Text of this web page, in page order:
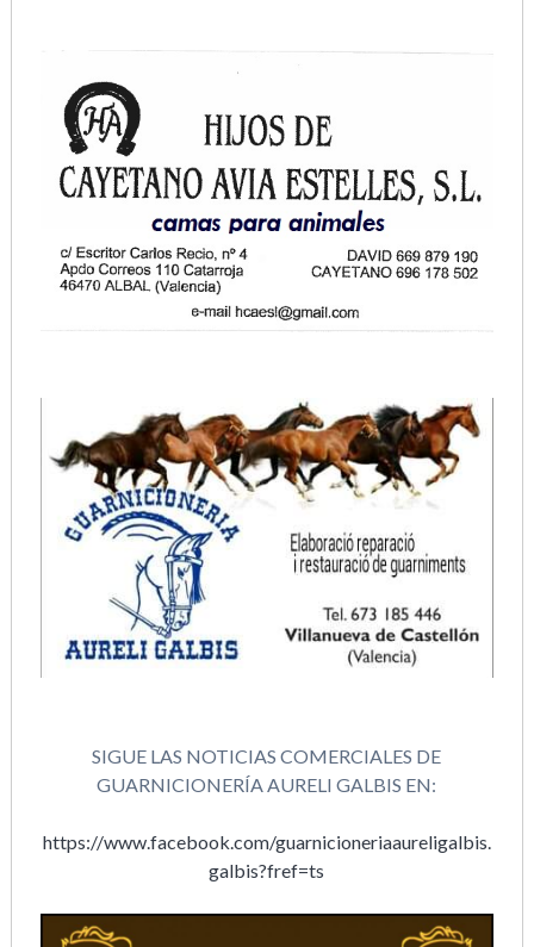
SIGUE LAS NOTICIAS COMERCIALES DE
GUARNICIONERÍA AURELI GALBIS EN:
https://www.facebook.com/guarnicioneriaaureligalbis.
galbis?fref=ts